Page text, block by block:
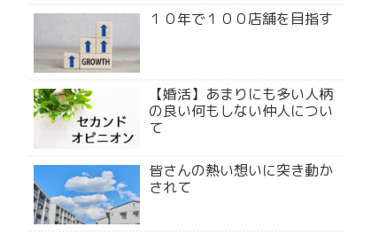
１０年で１００店舗を目指す
【婚活】あまりにも多い人柄
の良い何もしない仲人につい
て
皆さんの熱い想いに突き動か
されて